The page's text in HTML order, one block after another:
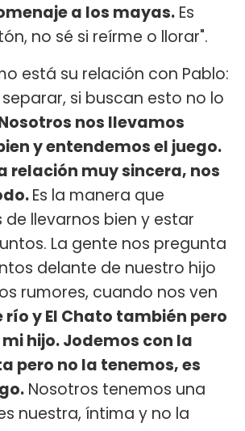
a los mayas. Es
no sé si reírme o llorar".
está su relación con Pablo:
si buscan esto no lo
nos llevamos
y entendemos el juego.
relación muy sincera, nos
Es la manera que
llevarnos bien y estar
La gente nos pregunta
delante de nuestro hijo
rumores, cuando nos ven
río y El Chato también pero
hijo. Jodemos con la
pero no la tenemos, es
Nosotros tenemos una
nuestra, íntima y no la